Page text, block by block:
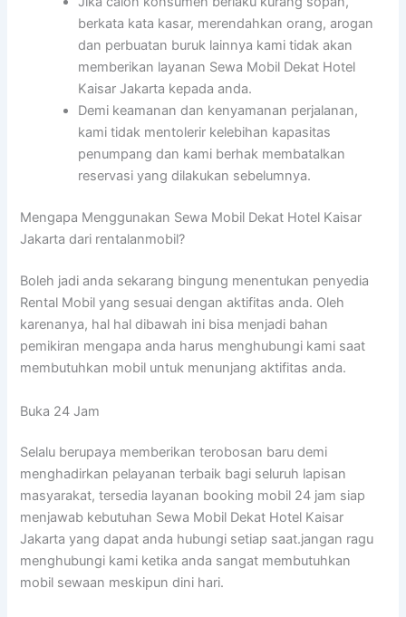
berkata kata kasar, merendahkan orang, arogan
dan perbuatan buruk lainnya kami tidak akan
memberikan layanan Sewa Mobil Dekat Hotel
Kaisar Jakarta kepada anda.
Demi keamanan dan kenyamanan perjalanan,
kami tidak mentolerir kelebihan kapasitas
penumpang dan kami berhak membatalkan
reservasi yang dilakukan sebelumnya.
Mengapa Menggunakan Sewa Mobil Dekat Hotel Kaisar
Jakarta dari rentalanmobil?
Boleh jadi anda sekarang bingung menentukan penyedia
Rental Mobil yang sesuai dengan aktifitas anda. Oleh
karenanya, hal hal dibawah ini bisa menjadi bahan
pemikiran mengapa anda harus menghubungi kami saat
membutuhkan mobil untuk menunjang aktifitas anda.
Buka 24 Jam
Selalu berupaya memberikan terobosan baru demi
menghadirkan pelayanan terbaik bagi seluruh lapisan
masyarakat, tersedia layanan booking mobil 24 jam siap
menjawab kebutuhan Sewa Mobil Dekat Hotel Kaisar
Jakarta yang dapat anda hubungi setiap saat.jangan ragu
menghubungi kami ketika anda sangat membutuhkan
mobil sewaan meskipun dini hari.